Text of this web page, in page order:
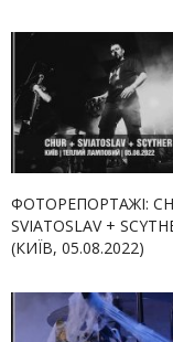
ФОТОРЕПОРТАЖІ:
SVIATOSLAV +
(КИЇВ, 05.08.2022)